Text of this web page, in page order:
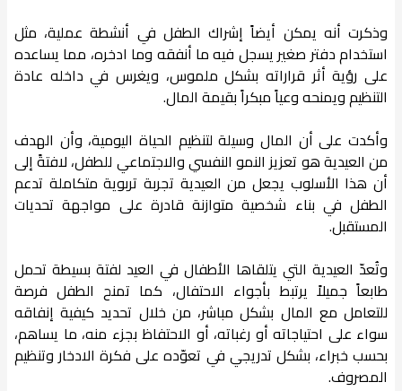
وذكرت أنه يمكن أيضاً إشراك الطفل في أنشطة عملية، مثل
استخدام دفتر صغير يسجل فيه ما أنفقه وما ادخره، مما يساعده
على رؤية أثر قراراته بشكل ملموس، ويغرس في داخله عادة
التنظيم ويمنحه وعياً مبكراً بقيمة المال.
وأكدت على أن المال وسيلة لتنظيم الحياة اليومية، وأن الهدف
من العيدية هو تعزيز النمو النفسي والاجتماعي للطفل، لافتةً إلى
أن هذا الأسلوب يجعل من العيدية تجربة تربوية متكاملة تدعم
الطفل في بناء شخصية متوازنة قادرة على مواجهة تحديات
المستقبل.
وتُعدّ العيدية التي يتلقاها الأطفال في العيد لفتة بسيطة تحمل
طابعاً جميلاً يرتبط بأجواء الاحتفال، كما تمنح الطفل فرصة
للتعامل مع المال بشكل مباشر، من خلال تحديد كيفية إنفاقه
سواء على احتياجاته أو رغباته، أو الاحتفاظ بجزء منه، ما يساهم،
بحسب خبراء، بشكل تدريجي في تعوّده على فكرة الادخار وتنظيم
المصروف.